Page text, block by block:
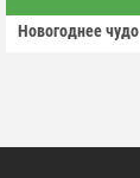
Новогоднее чудо